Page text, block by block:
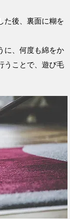
た後、裏面に糊を
に、何度も綿をか
うことで、遊び毛